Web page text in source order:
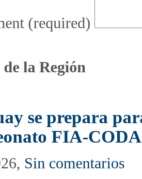
(required)
de la Región
se prepara
FIA-
Sin comentarios